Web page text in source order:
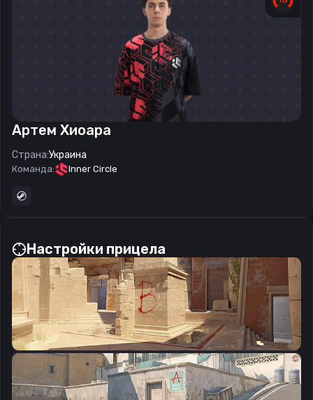
Артем Хиоара
Страна:Украина
Команда: Inner Circle
Настройки прицела
CSGO-pDVSj-NYBJS-Q4oPy-xOuha-RMQNN